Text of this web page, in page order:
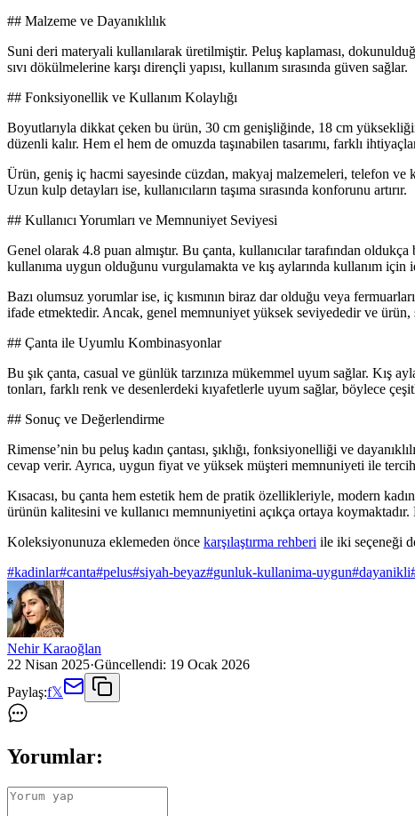
## Malzeme ve Dayanıklılık
Suni deri materyali kullanılarak üretilmiştir. Peluş kaplaması,
sıvı dökülmelerine karşı dirençli yapısı, kullanım sırasında güven sağlar.
## Fonksiyonellik ve Kullanım Kolaylığı
Boyutlarıyla dikkat çeken bu ürün, 30 cm genişliğinde, 18 cm
düzenli kalır. Hem el hem de omuzda taşınabilen tasarımı, farklı
Ürün, geniş iç hacmi sayesinde cüzdan, makyaj malzemeleri, telefon ve
Uzun kulp detayları ise, kullanıcıların taşıma sırasında konforunu artırır.
## Kullanıcı Yorumları ve Memnuniyet Seviyesi
Genel olarak 4.8 puan almıştır. Bu çanta, kullanıcılar tarafından
kullanıma uygun olduğunu vurgulamakta ve kış aylarında kullanım
Bazı olumsuz yorumlar ise, iç kısmının biraz dar olduğu veya
ifade etmektedir. Ancak, genel memnuniyet yüksek seviyededir ve ürün,
## Çanta ile Uyumlu Kombinasyonlar
Bu şık çanta, casual ve günlük tarzınıza mükemmel uyum sağlar. Kış
tonları, farklı renk ve desenlerdeki kıyafetlerle uyum sağlar, böylece
## Sonuç ve Değerlendirme
Rimense’nin bu peluş kadın çantası, şıklığı, fonksiyonelliği ve
cevap verir. Ayrıca, uygun fiyat ve yüksek müşteri memnuniyeti ile
Kısacası, bu çanta hem estetik hem de pratik özellikleriyle, modern
ürünün kalitesini ve kullanıcı memnuniyetini açıkça ortaya
Koleksiyonunuza eklemeden önce karşılaştırma rehberi ile iki seçeneği
#kadinlar#canta#pelus#siyah-beyaz#gunluk-kullanima-uygun#dayanikli
Nehir Karaoğlan
22 Nisan 2025·Güncellendi: 19 Ocak 2026
Paylaş:f𝕏
Yorumlar: